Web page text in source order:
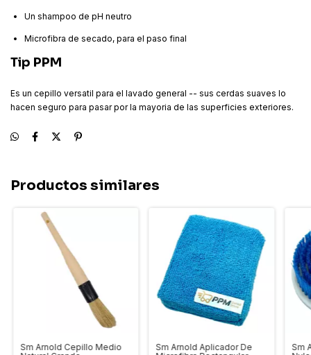
Un shampoo de pH neutro
Microfibra de secado, para el paso final
Tip PPM
Es un cepillo versatil para el lavado general -- sus cerdas suaves lo
hacen seguro para pasar por la mayoria de las superficies exteriores.
Productos similares
Sm Arnold Cepillo Medio
Sm Arnold Aplicador De
Sm